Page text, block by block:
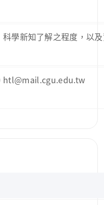
學新知了解之程度，以
htl@mail.cgu.edu.tw